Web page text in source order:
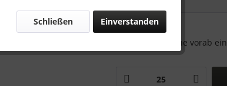
Musterversand:
Ich hätte gerne vorab ein
Einverstanden
Schließen